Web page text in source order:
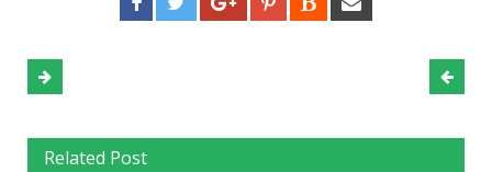
Related Post